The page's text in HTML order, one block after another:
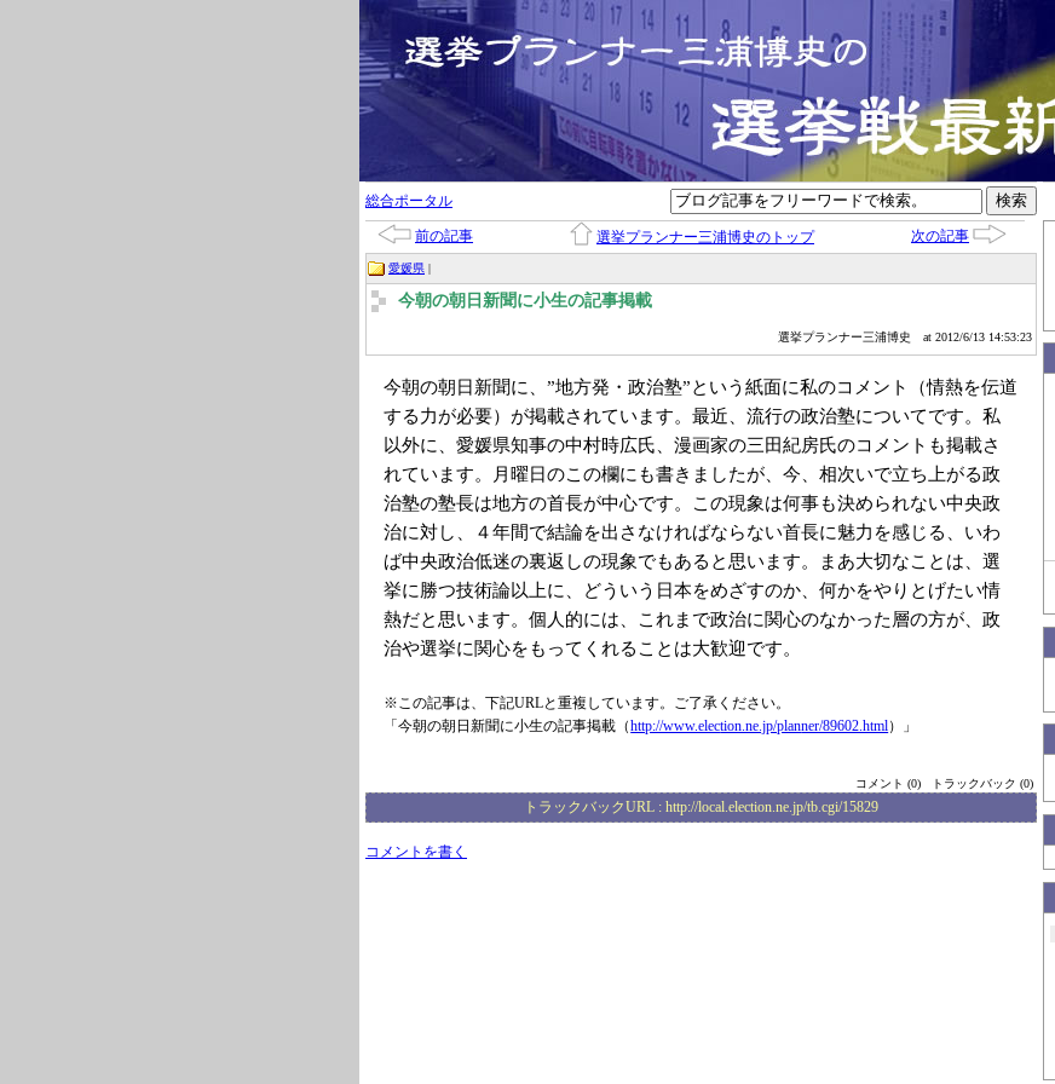
総合ポータル
前の記事 選挙プランナー三浦博史のトップ 次の記事
愛媛県 |
今朝の朝日新聞に小生の記事掲載
選挙プランナー三浦博史 at 2012/6/13 14:53:23
今朝の朝日新聞に、”地方発・政治塾”という紙面に私のコメント（情熱を伝道
する力が必要）が掲載されています。最近、流行の政治塾についてです。私
以外に、愛媛県知事の中村時広氏、漫画家の三田紀房氏のコメントも掲載さ
れています。月曜日のこの欄にも書きましたが、今、相次いで立ち上がる政
治塾の塾長は地方の首長が中心です。この現象は何事も決められない中央政
治に対し、４年間で結論を出さなければならない首長に魅力を感じる、いわ
ば中央政治低迷の裏返しの現象でもあると思います。まあ大切なことは、選
挙に勝つ技術論以上に、どういう日本をめざすのか、何かをやりとげたい情
熱だと思います。個人的には、これまで政治に関心のなかった層の方が、政
治や選挙に関心をもってくれることは大歓迎です。
※この記事は、下記URLと重複しています。ご了承ください。
「今朝の朝日新聞に小生の記事掲載（http://www.election.ne.jp/planner/89602.html）」
コメント (0) トラックバック (0)
トラックバックURL : http://local.election.ne.jp/tb.cgi/15829
コメントを書く